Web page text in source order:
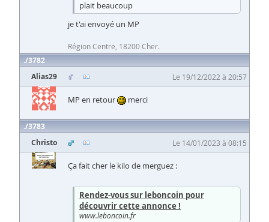
plait beaucoup
je t'ai envoyé un MP
Région Centre, 18200 Cher.
3782
Alias29
Le 19/12/2022 à 20:57
MP en retour merci
3783
Christo
Le 14/01/2023 à 08:15
Ça fait cher le kilo de merguez :
Rendez-vous sur leboncoin pour
découvrir cette annonce !
www.leboncoin.fr